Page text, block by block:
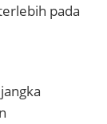
pada